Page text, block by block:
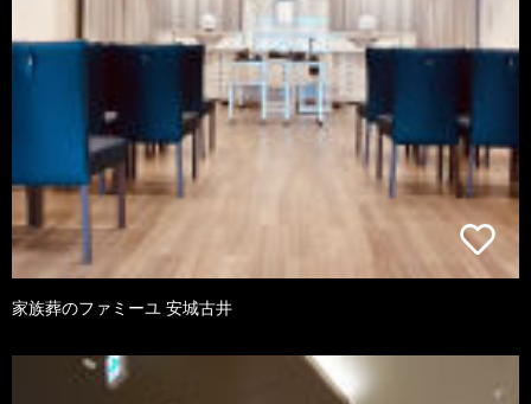
家族葬のファミーユ 安城古井